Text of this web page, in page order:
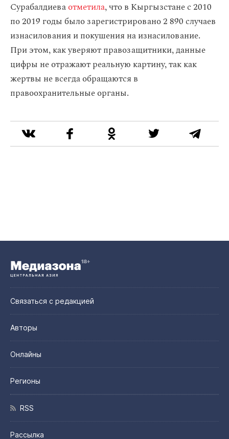
Сурабалдиеваотметила, что в Кыргызстане с 2010
по 2019 годы было зарегистрировано 2 890 случаев
изнасилования и покушения на изнасилование.
При этом, как уверяют правозащитники, данные
цифры не отражают реальную картину, так как
жертвы не всегда обращаются в
правоохранительные органы.
Связаться с редакцией
Авторы
Онлайны
Регионы
RSS
Рассылка